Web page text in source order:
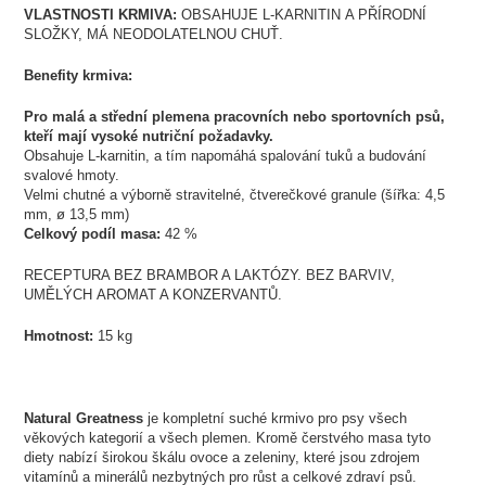
VLASTNOSTI KRMIVA: OBSAHUJE L-KARNITIN A PŘÍRODNÍ
SLOŽKY, MÁ NEODOLATELNOU CHUŤ.
Benefity krmiva:
Pro malá a střední plemena pracovních nebo sportovních psů,
kteří mají vysoké nutriční požadavky.
Obsahuje L-karnitin, a tím napomáhá spalování tuků a budování
svalové hmoty.
Velmi chutné a výborně stravitelné, čtverečkové granule (šířka: 4,5
mm, ø 13,5 mm)
Celkový podíl masa: 42 %
RECEPTURA BEZ BRAMBOR A LAKTÓZY. BEZ BARVIV,
UMĚLÝCH AROMAT A KONZERVANTŮ.
Hmotnost: 15 kg
Natural Greatnessje kompletní suché krmivo pro psy všech
věkových kategorií a všech plemen. Kromě čerstvého masa tyto
diety nabízí širokou škálu ovoce a zeleniny, které jsou zdrojem
vitamínů a minerálů nezbytných pro růst a celkové zdraví psů.